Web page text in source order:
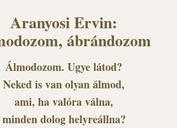
Aranyosi Ervin:
ábrándozom
Álmodozom. Ugye látod?
Neked is van olyan álmod,
ami, ha valóra válna,
minden dolog helyreállna?